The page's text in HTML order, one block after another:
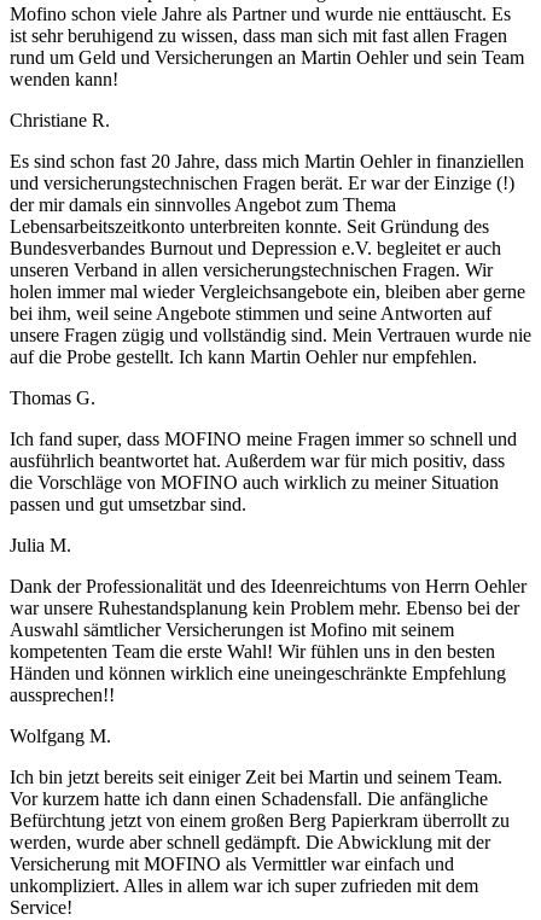
Mofino schon viele Jahre als Partner und wurde nie enttäuscht. Es
ist sehr beruhigend zu wissen, dass man sich mit fast allen Fragen
rund um Geld und Versicherungen an Martin Oehler und sein Team
wenden kann!
Christiane R.
Es sind schon fast 20 Jahre, dass mich Martin Oehler in finanziellen
und versicherungstechnischen Fragen berät. Er war der Einzige (!)
der mir damals ein sinnvolles Angebot zum Thema
Lebensarbeitszeitkonto unterbreiten konnte. Seit Gründung des
Bundesverbandes Burnout und Depression e.V. begleitet er auch
unseren Verband in allen versicherungstechnischen Fragen. Wir
holen immer mal wieder Vergleichsangebote ein, bleiben aber gerne
bei ihm, weil seine Angebote stimmen und seine Antworten auf
unsere Fragen zügig und vollständig sind. Mein Vertrauen wurde nie
auf die Probe gestellt. Ich kann Martin Oehler nur empfehlen.
Thomas G.
Ich fand super, dass MOFINO meine Fragen immer so schnell und
ausführlich beantwortet hat. Außerdem war für mich positiv, dass
die Vorschläge von MOFINO auch wirklich zu meiner Situation
passen und gut umsetzbar sind.
Julia M.
Dank der Professionalität und des Ideenreichtums von Herrn Oehler
war unsere Ruhestandsplanung kein Problem mehr. Ebenso bei der
Auswahl sämtlicher Versicherungen ist Mofino mit seinem
kompetenten Team die erste Wahl! Wir fühlen uns in den besten
Händen und können wirklich eine uneingeschränkte Empfehlung
aussprechen!!
Wolfgang M.
Ich bin jetzt bereits seit einiger Zeit bei Martin und seinem Team.
Vor kurzem hatte ich dann einen Schadensfall. Die anfängliche
Befürchtung jetzt von einem großen Berg Papierkram überrollt zu
werden, wurde aber schnell gedämpft. Die Abwicklung mit der
Versicherung mit MOFINO als Vermittler war einfach und
unkompliziert. Alles in allem war ich super zufrieden mit dem
Service!